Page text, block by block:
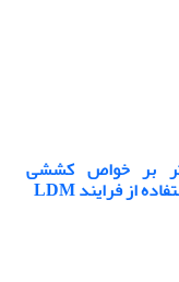
بر خواص کششی